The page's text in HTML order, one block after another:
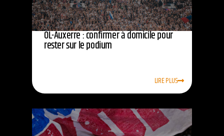
OL-Auxerre : confirmer à domicile pour
rester sur le podium
LIRE PLUS